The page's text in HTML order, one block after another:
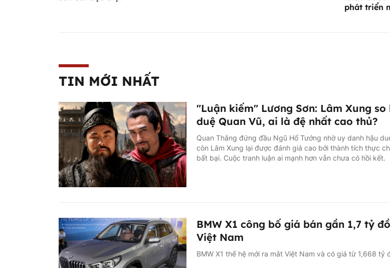
phát triển
TIN MỚI NHẤT
"Luận kiếm" Lương Sơn: Lâm Xung so
duệ Quan Vũ, ai là đệ nhất cao thủ?
Quan Thắng đứng đầu Ngũ Hổ Tướng nhờ uy danh hậu
còn Lâm Xung lại được đánh giá cao bởi thành tích thực
bất bại. Cuộc tranh luận ai mạnh hơn vẫn chưa có hồi kết.
BMW X1 công bố giá bán gần 1,7 tỷ
Việt Nam
BMW X1 thế hệ mới ra mắt Việt Nam và có giá từ 1,668 tỷ